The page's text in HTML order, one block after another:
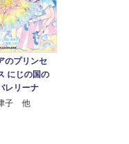
のプリンセ
にじの国の
レリーナ
子 他